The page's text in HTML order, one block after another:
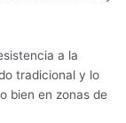
a la
tradicional y lo
bien en zonas de